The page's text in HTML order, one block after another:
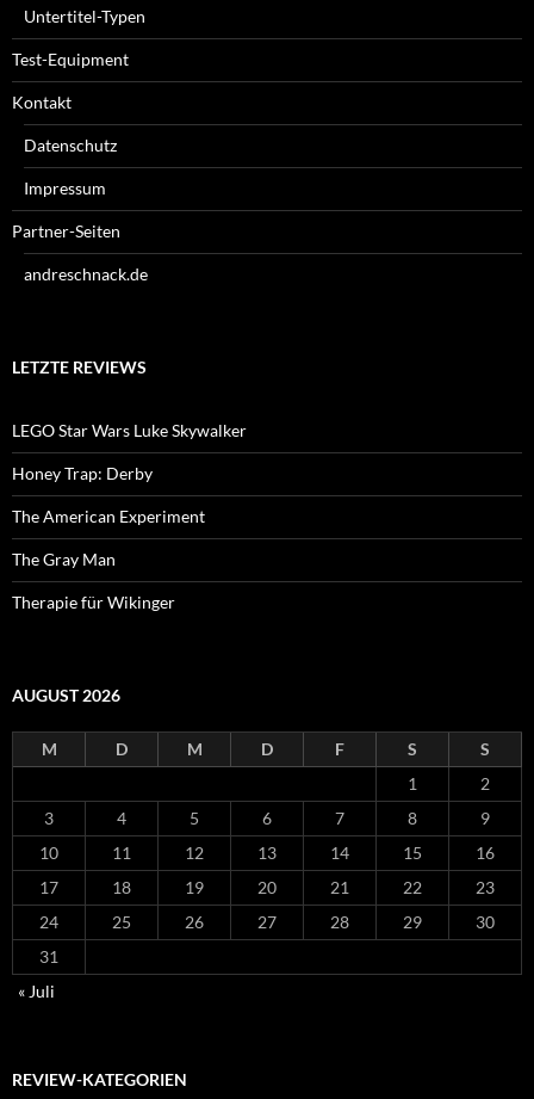
Untertitel-Typen
Test-Equipment
Kontakt
Datenschutz
Impressum
Partner-Seiten
andreschnack.de
LETZTE REVIEWS
LEGO Star Wars Luke Skywalker
Honey Trap: Derby
The American Experiment
The Gray Man
Therapie für Wikinger
AUGUST 2026
M D M D F S
S
1
2
3
4 5 6 7 8
9
10
11 12 13 14 15
16
17
18 19 20 21 22
23
24
25 26 27 28 29
30
31
« Juli
REVIEW-KATEGORIEN